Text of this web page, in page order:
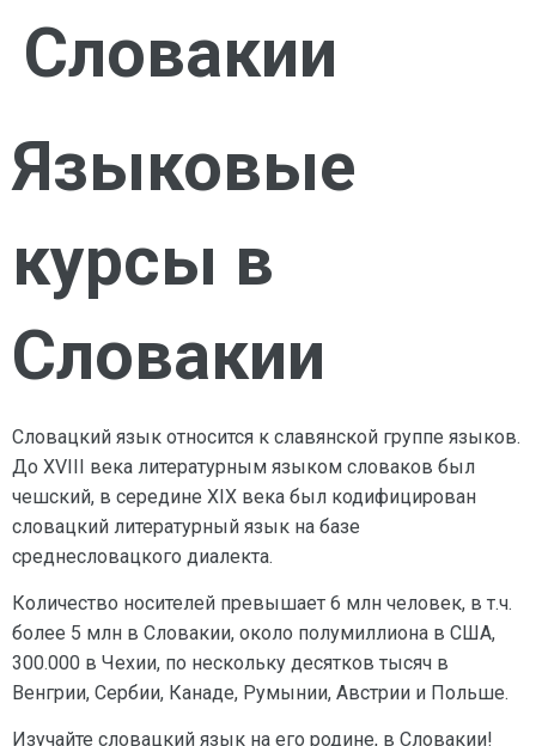
Словакии
Языковые
курсы в
Словакии
Словацкий язык относится к славянской группе языков.
До XVIII века литературным языком словаков был
чешский, в середине XIX века был кодифицирован
словацкий литературный язык на базе
среднесловацкого диалекта.
Количество носителей превышает 6 млн человек, в т.ч.
более 5 млн в Словакии, около полумиллиона в США,
300.000 в Чехии, по нескольку десятков тысяч в
Венгрии, Сербии, Канаде, Румынии, Австрии и Польше.
Изучайте словацкий язык на его родине, в Словакии!